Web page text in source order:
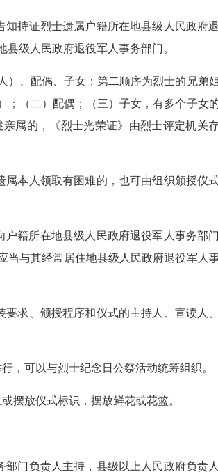
知持证烈士遗属户籍所在地县级人民政府
级人民政府退役军人事务部门。
、配偶、子女；第二顺序为烈士的兄弟姐
；（二）配偶；（三）子女，有多个子女
属的，《烈士光荣证》由烈士评定机关
本人领取有困难的，也可由组织颁授仪
籍所在地县级人民政府退役军人事务部
当与其经常居住地县级人民政府退役军人
求、颁授程序和仪式的主持人、宣读人
，可以与烈士纪念日公祭活动统筹组织。
摆放仪式标识，摆放鲜花或花篮。
门负责人主持，县级以上人民政府负责